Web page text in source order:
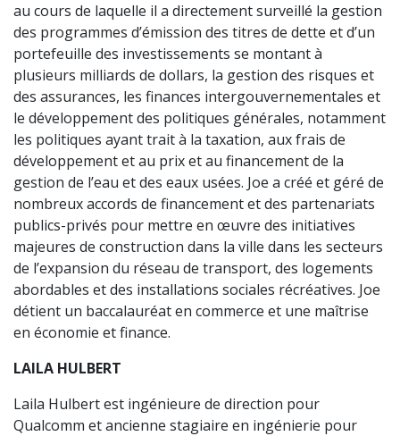
au cours de laquelle il a directement surveillé la gestion
des programmes d’émission des titres de dette et d’un
portefeuille des investissements se montant à
plusieurs milliards de dollars, la gestion des risques et
des assurances, les finances intergouvernementales et
le développement des politiques générales, notamment
les politiques ayant trait à la taxation, aux frais de
développement et au prix et au financement de la
gestion de l’eau et des eaux usées. Joe a créé et géré de
nombreux accords de financement et des partenariats
publics-privés pour mettre en œuvre des initiatives
majeures de construction dans la ville dans les secteurs
de l’expansion du réseau de transport, des logements
abordables et des installations sociales récréatives. Joe
détient un baccalauréat en commerce et une maîtrise
en économie et finance.
LAILA HULBERT
Laila Hulbert est ingénieure de direction pour
Qualcomm et ancienne stagiaire en ingénierie pour